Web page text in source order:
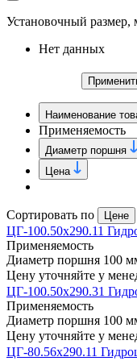
Установочный размер,
Нет данных
Наименование
Применяемость
Диаметр поршня
Цена
Сортировать по Цене
ЦГ-100.50х290.11
Применяемость
Диаметр поршня 100
Цену уточняйте у
ЦГ-100.50х290.31
Применяемость
Диаметр поршня 100
Цену уточняйте у
ЦГ-80.56х290.11